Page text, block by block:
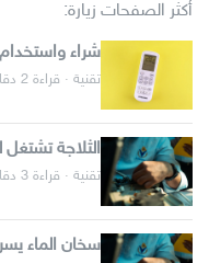
أكثر الصفحات زيارة:
شراء
تقنية · قراءة 2 دقائق
الثلاجة تشتغل
تقنية · قراءة 3 دقائق
سخان الماء